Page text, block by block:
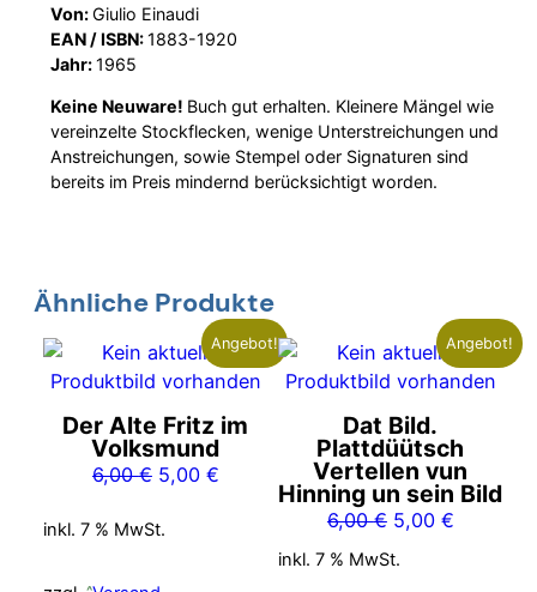
Von:Giulio Einaudi
EAN / ISBN:1883-1920
Jahr:1965
Keine Neuware! Buch gut erhalten. Kleinere Mängel wie
vereinzelte Stockflecken, wenige Unterstreichungen und
Anstreichungen, sowie Stempel oder Signaturen sind
bereits im Preis mindernd berücksichtigt worden.
Ähnliche Produkte
Angebot!
Der Alte Fritz im
Volksmund
6,00€ Ursprünglicher
war:
5,00 €Aktueller
5,00 €.
inkl. 7 % MwSt.
Angebot!
Dat Bild.
Plattdüütsch
Vertellen vun
Hinning un sein Bild
6,00€ Ursprünglicher
Preis
5,00 €Aktueller
inkl. 7 % MwSt.